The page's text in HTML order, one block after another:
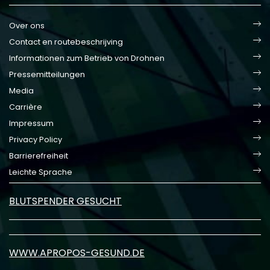
Over ons
Contact en routebeschrijving
Informationen zum Betrieb von Drohnen
Pressemitteilungen
Media
Carrière
Impressum
Privacy Policy
Barrierefreiheit
Leichte Sprache
BLUTSPENDER GESUCHT
WWW.APROPOS-GESUND.DE